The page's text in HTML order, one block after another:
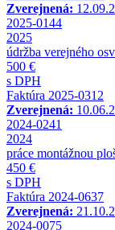
Zverejnená:
2025-0144
2025
údržba verejného
500 €
s DPH
Faktúra 2025-0312
Zverejnená:
2024-0241
2024
práce montážnou
450 €
s DPH
Faktúra 2024-0637
Zverejnená:
2024-0075